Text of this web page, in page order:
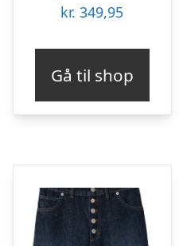
kr. 349,95
Gå til shop